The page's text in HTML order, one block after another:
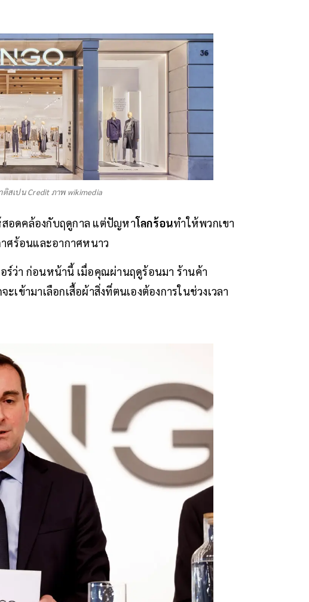
สเปน Credit ภาพ wikimedia
สอดคล้องกับฤดูกาล แต่ปัญหาโลกร้อนทำให้พวกเขา
ศร้อนและอากาศหนาว
ว่า ก่อนหน้านี้ เมื่อคุณผ่านฤดูร้อนมา ร้านค้า
ข้ามาเลือกเสื้อผ้าสิ่งที่ตนเองต้องการในช่วงเวลา